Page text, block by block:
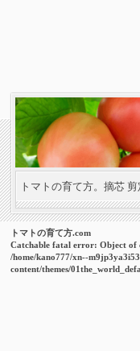
トマトの育て方。摘芯
トマトの育て方.com
Catchable fatal error: Object of
/home/kano777/xn--
content/themes/